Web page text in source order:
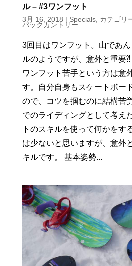
ル – #3ワンフット
3月 16, 2018 | Specials, カテゴリ
バックカントリー
3回目はワンフット。山であ
ルのようですが、意外と重要
ワンフット苦手という方は意
す。自分自身もスケートボー
ので、コツを掴むのに結構苦
でのライディングとして考え
トのスキルを使って何かをす
は少ないと思いますが、意外
キルです。 基本姿勢...